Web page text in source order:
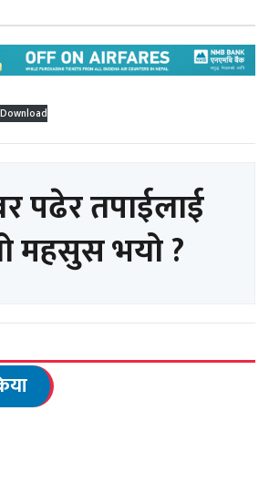
Download
पढेर तपाईलाई
महसुस भयो ?